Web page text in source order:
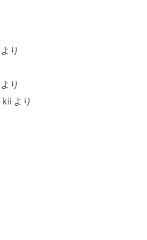
より
より
kii より